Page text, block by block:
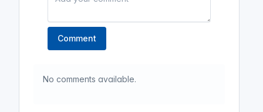
Comment
No comments available.